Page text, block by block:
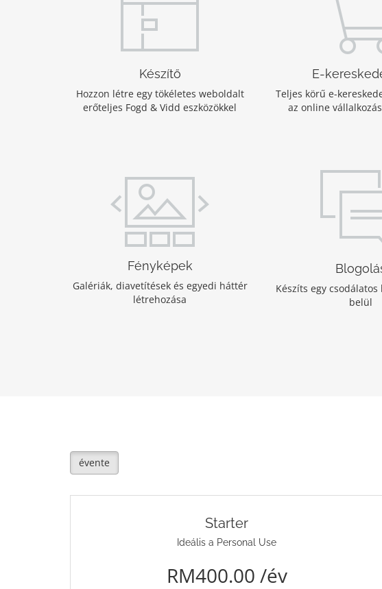
Készítő
Hozzon létre egy tökéletes weboldalt
erőteljes Fogd & Vidd eszközökkel
E-
Teljes körű e-
az online
Fényképek
Galériák, diavetítések és egyedi háttér
létrehozása
Készíts egy
belül
évente
Starter
Ideális a Personal Use
RM400.00 /év